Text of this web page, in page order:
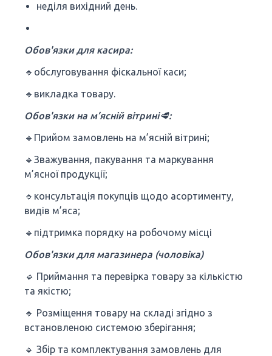
неділя вихідний день.
Обов'язки для касира:
🔹обслуговування фіскальної каси;
🔹викладка товару.
Обов'язки на м’ясній вітрині🥩:
🔹Прийом замовлень на м’ясній вітрині;
🔹Зважування, пакування та маркування
м’ясної продукції;
🔹консультація покупців щодо асортименту,
видів м’яса;
🔹підтримка порядку на робочому місці
Обов'язки для магазинера (чоловіка)
🔹 Приймання та перевірка товару за кількістю
та якістю;
🔹 Розміщення товару на складі згідно з
встановленою системою зберігання;
🔹 Збір та комплектування замовлень для